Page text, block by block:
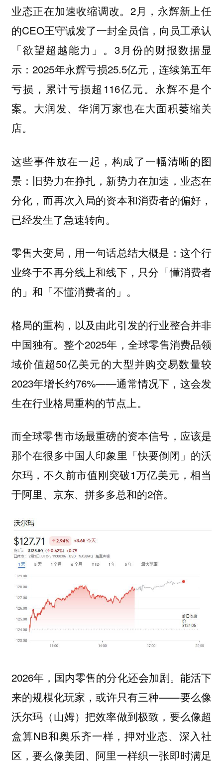
业态正在加速收缩调改。2月，永辉新上任
的CEO王守诚发了一封全员信，向员工承认
「欲望超越能力」。3月份的财报数据显
示：2025年永辉亏损25.5亿元，连续第五年
亏损，累计亏损超116亿元。永辉不是个
案。大润发、华润万家也在大面积萎缩关
店。
这些事件放在一起，构成了一幅清晰的图
景：旧势力在挣扎，新势力在加速，业态在
分化，而再次入局的资本和消费者的偏好，
已经发生了急速转向。
零售大变局，用一句话总结大概是：这个行
业终于不再分线上和线下，只分「懂消费者
的」和「不懂消费者的」。
格局的重构，以及由此引发的行业整合并非
中国独有。整个2025年，全球零售消费品领
域价值超50亿美元的大型并购交易数量较
2023年增长约76%——通常情况下，这会发
生在行业格局重构的节点上。
而全球零售市场最重磅的资本信号，应该是
那个在很多中国人印象里「快要倒闭」的沃
尔玛，不久前市值刚突破1万亿美元，相当
于阿里、京东、拼多多总和的2倍。
2026年，国内零售的分化还会加剧。能活下
来的规模化玩家，或许只有三种——要么像
沃尔玛（山姆）把效率做到极致，要么像超
盒算NB和奥乐齐一样，押对业态、深入社
区，要么像美团、阿里一样织一张即时满足